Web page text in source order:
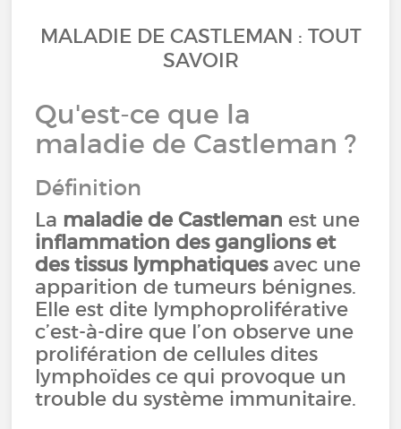
MALADIE DE CASTLEMAN : TOUT
SAVOIR
Qu'est-ce que la
maladie de Castleman ?
Définition
La maladie de Castleman est une
inflammation des ganglions et
des tissus lymphatiquesavec une
apparition de tumeurs bénignes.
Elle est dite lymphoproliférative
c’est-à-dire que l’on observe une
prolifération de cellules dites
lymphoïdes ce qui provoque un
trouble du système immunitaire.